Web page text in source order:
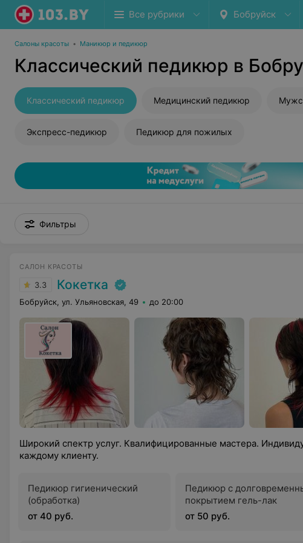
Все рубрики Бобруйск
Салоны красоты • Маникюр и педикюр
Классический педикюр в
Классический педикюр Медицинский педикюр
Экспресс-педикюр Педикюр для пожилых
Фильтры
САЛОН КРАСОТЫ
3.3 Кокетка
Бобруйск, ул. Ульяновская, 49 до 20:00
Широкий спектр услуг. Квалифицированные мастера.
каждому клиенту.
Педикюр гигиенический
(обработка)
от 40 руб.
Педикюр с
покрытием гель-лак
от 50 руб.